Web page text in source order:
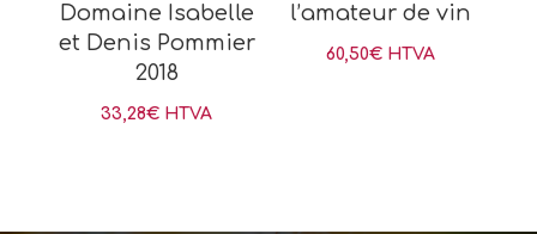
Domaine Isabelle
et Denis Pommier
2018
33,28€ HTVA
l’amateur de vin
60,50€ HTVA